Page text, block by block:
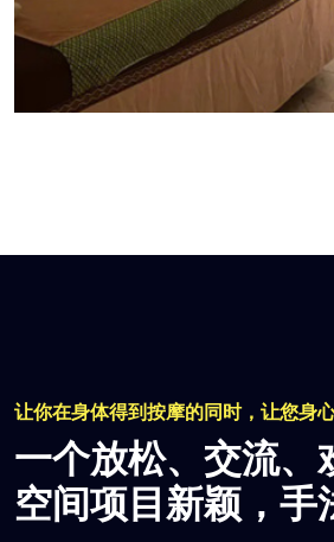
让你在身体得到按摩的同时，让您身
一个放松、交流、
空间项目新颖，手